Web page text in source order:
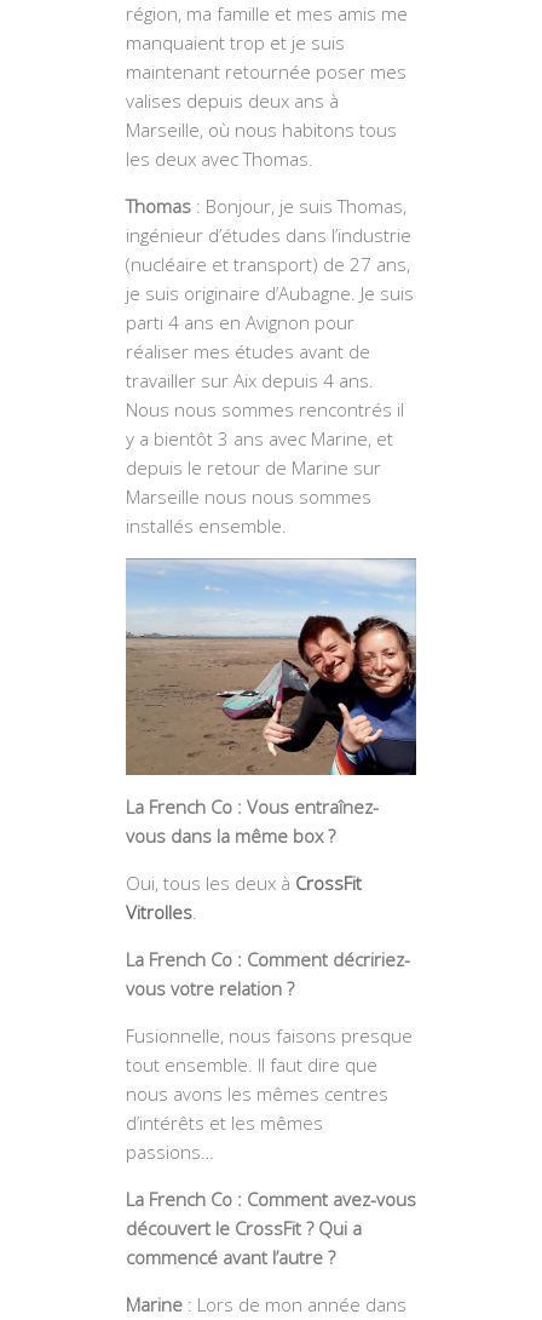
région, ma famille et mes amis me
manquaient trop et je suis
maintenant retournée poser mes
valises depuis deux ans à
Marseille, où nous habitons tous
les deux avec Thomas.
Thomas : Bonjour, je suis Thomas,
ingénieur d’études dans l’industrie
(nucléaire et transport) de 27 ans,
je suis originaire d’Aubagne. Je suis
parti 4 ans en Avignon pour
réaliser mes études avant de
travailler sur Aix depuis 4 ans.
Nous nous sommes rencontrés il
y a bientôt 3 ans avec Marine, et
depuis le retour de Marine sur
Marseille nous nous sommes
installés ensemble.
La French Co : Vous entraînez-
vous dans la même box ?
Oui, tous les deux à CrossFit
Vitrolles.
La French Co : Comment décririez-
vous votre relation ?
Fusionnelle, nous faisons presque
tout ensemble. Il faut dire que
nous avons les mêmes centres
d’intérêts et les mêmes
passions…
La French Co : Comment avez-vous
découvert le CrossFit ? Qui a
commencé avant l’autre ?
Marine : Lors de mon année dans